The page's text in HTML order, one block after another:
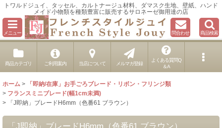
トワルドジュイ、タッセル、カルトナージュ材料、ダマスク生地、壁紙、ハンド
メイド小物類を種類豊富に販売するサロネーゼ御用達の店
メニュー 問合わせ 商品検索
商品カテゴリ ご利用案内 当店について メルマガ登録
よくある質問Q
＆A
ホーム >
「即納/在庫」お手ごろブレード・リボン・フリンジ類
> フランスミニブレード(幅1cm未満)
>
「J即納」ブレードH6mm（色番61 ブラウン）
「J即納」ブレードH6mm（色番61 ブラウン）